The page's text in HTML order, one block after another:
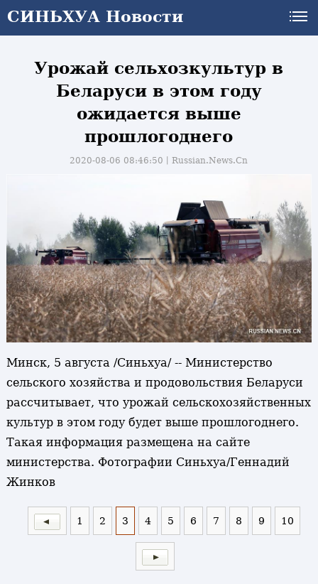
СИНЬХУА Новости
Урожай сельхозкультур в
Беларуси в этом году
ожидается выше
прошлогоднего
2020-08-06 08:46:50丨Russian.News.Cn
Минск, 5 августа /Синьхуа/ -- Министерство
сельского хозяйства и продовольствия Беларуси
рассчитывает, что урожай сельскохозяйственных
культур в этом году будет выше прошлогоднего.
Такая информация размещена на сайте
министерства. Фотографии Синьхуа/Геннадий
Жинков
1 2 3 4 5 6 7 8 9 10